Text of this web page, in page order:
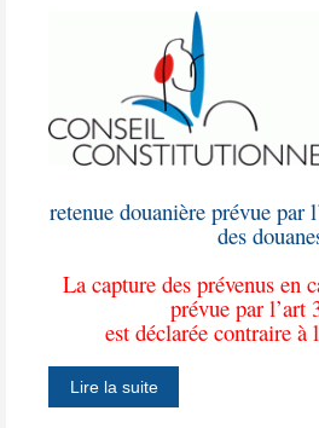
retenue douanière prévue par
des
La capture des prévenus en
prévue par l’art
est déclarée contraire à
Lire la suite